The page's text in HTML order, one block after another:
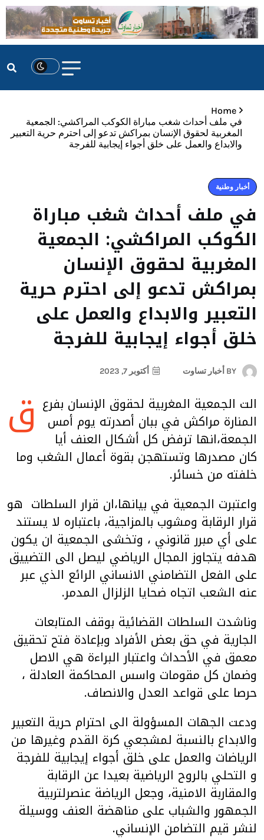
Home
في ملف أحداث شغب مباراة الكوكب المراكشي: الجمعية
المغربية لحقوق الإنسان بمراكش تدعو إلى احترم حرية التعبير
والابداع والعمل على خلق أجواء إيجابية للفرجة
أخبار وطنية
في ملف أحداث شغب مباراة
الكوكب المراكشي: الجمعية
المغربية لحقوق الإنسان
بمراكش تدعو إلى احترم حرية
التعبير والابداع والعمل على
خلق أجواء إيجابية للفرجة
BY أخبار تساوت أكتوبر 7, 2023
ق الت الجمعية المغربية لحقوق الإنسان بفرع
المنارة مراكش في ببان أصدرته يوم أمس
الجمعة،انها ترفض كل أشكال العنف أيا
كان مصدرها وتستهجن بقوة أعمال الشغب وما
خلفته من خسائر.
واعتبرت الجمعية في بيانها،ان قرار السلطات هو
قرار الرقابة ومشوب بالمزاجية، باعتباره لا يستند
على أي مبرر قانوني ، وتخشى الجمعية ان يكون
هدفه يتجاوز المجال الرياضي ليصل الى التضييق
على الفعل التضامني الانساني الرائع الذي عبر
عنه الشعب اتجاه ضحايا الزلزال المدمر.
وناشدت السلطات القضائية بوقف المتابعات
الجارية في حق بعض الأفراد وبإعادة فتح تحقيق
معمق في الأحداث واعتبار البراءة هي الاصل
وضمان كل مقومات واسس المحاكمة العادلة ،
حرصا على قواعد العدل والانصاف.
ودعت الجهات المسؤولة الى احترام حرية التعبير
والابداع بالنسبة لمشجعي كرة القدم وغيرها من
الرياضات والعمل على خلق أجواء إيجابية للفرجة
و التحلي بالروح الرياضية بعيدا عن الرقابة
والمقاربة الامنية، وجعل الرياضة عنصرلتربية
الجمهور والشباب على مناهضة العنف ووسيلة
لنشر قيم التضامن الإنساني.